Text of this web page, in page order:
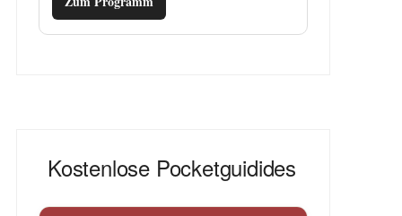
Kostenlose Pocketguidides